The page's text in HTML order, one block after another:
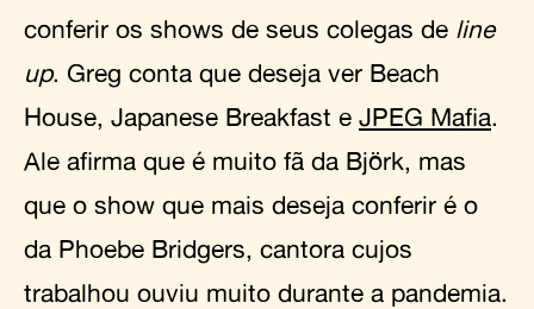
conferir os shows de seus colegas de line
up. Greg conta que deseja ver Beach
House, Japanese Breakfast e JPEG Mafia.
Ale afirma que é muito fã da Björk, mas
que o show que mais deseja conferir é o
da Phoebe Bridgers, cantora cujos
trabalhou ouviu muito durante a pandemia.